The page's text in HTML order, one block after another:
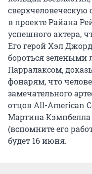
сверхчеловеческую
в проекте Райана
успешного актера,
Его герой Хэл
бороться зелеными
Парралаксом,
фонарям, что
замечательного
отцов All-American
Мартина Кэмпбелла
(вспомните его
будет 16 июня.